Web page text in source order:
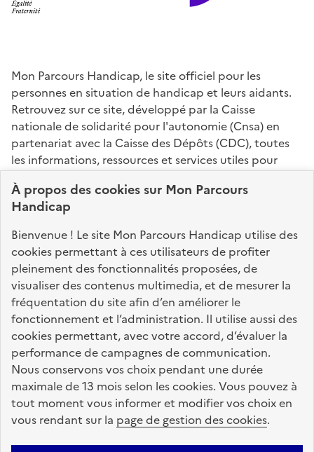
À propos descookiessur Mon Parcours
Handicap
Bienvenue ! Le site Mon Parcours Handicap utilise des
cookies permettant à ces utilisateurs de profiter
pleinement des fonctionnalités proposées, de
visualiser des contenus multimedia, et de mesurer la
fréquentation du site afin d’en améliorer le
fonctionnement et l’administration. Il utilise aussi des
cookies permettant, avec votre accord, d’évaluer la
performance de campagnes de communication.
Nous conservons vos choix pendant une durée
maximale de 13 mois selon les cookies. Vous pouvez à
tout moment vous informer et modifier vos choix en
vous rendant sur la page de gestion des cookies.
Mon Parcours Handicap, le site officiel pour les
personnes en situation de handicap et leurs aidants.
Retrouvez sur ce site, développé par la Caisse
nationale de solidarité pour l'autonomie (Cnsa) en
partenariat avec la Caisse des Dépôts (CDC), toutes
les informations, ressources et services utiles pour
connaître vos droits, effectuer vos démarches,
identifier vos interlocuteurs.
Nos sites partenaires
info.gouv.fr service-public.fr legifrance.gouv.fr
data.gouv.fr
Nos partenaires
La Caisse des Dépôts
accompagne les parcours
de vie
Plan du site Accessibilité : totalement conforme Mentions légales